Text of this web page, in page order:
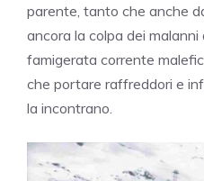
parente, tanto che anche
ancora la colpa dei malanni
famigerata corrente
che portare raffreddori e
la incontrano.